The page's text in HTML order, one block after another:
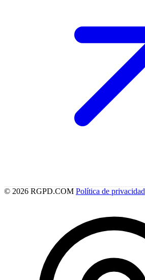
© 2026 RGPD.COM Política de privacidad